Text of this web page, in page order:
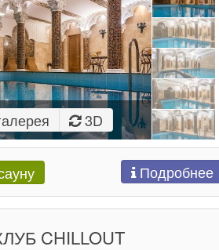
3D
Подробнее
CHILLOUT